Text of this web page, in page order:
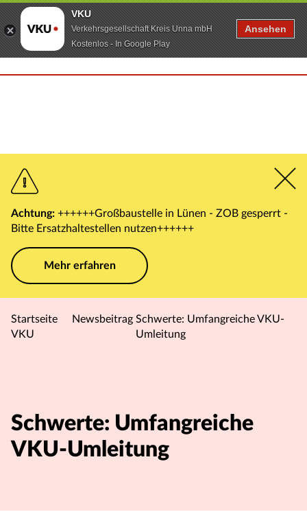
Achtung: ++++++Großbaustelle in Lünen - ZOB gesperrt -
Bitte Ersatzhaltestellen nutzen++++++
Mehr erfahren
Startseite
VKU
Newsbeitrag Schwerte: Umfangreiche VKU-
Umleitung
Schwerte: Umfangreiche
VKU-Umleitung
VKU
Verkehrsgesellschaft Kreis Unna mbH
Kostenlos - In Google Play
Ansehen